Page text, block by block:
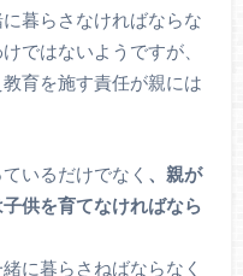
暮らさなければならな
ではないようですが、
育を施す責任が親には
いるだけでなく 、親が
供を育てなければなら
に暮らさねばならなく